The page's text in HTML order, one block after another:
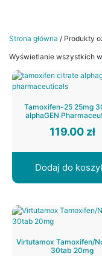
Strona główna / Produkty
Wyświetlanie wszystkich
Tamoxifen-25 25mg
alphaGEN
119.00 zł
Dodaj do
Virtutamox Tamoxifen/
30tab 20mg